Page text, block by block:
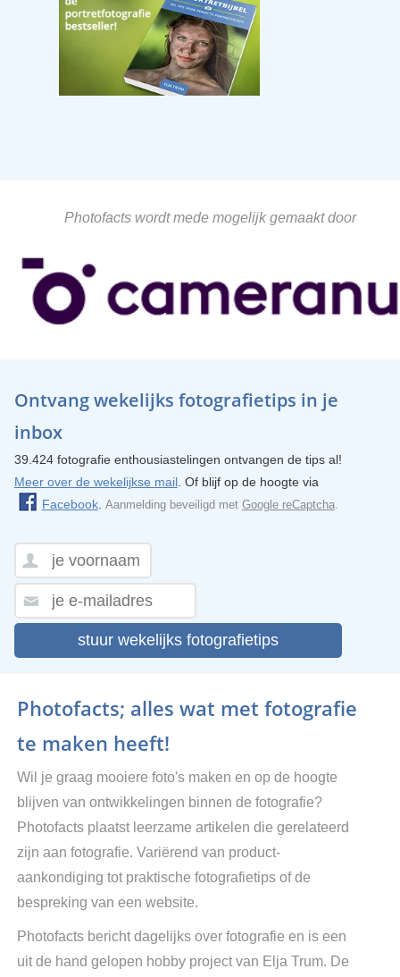
Photofacts wordt mede mogelijk gemaakt door
Ontvang wekelijks fotografietips in je
inbox
39.424 fotografie enthousiastelingen ontvangen de tips al!
Meer over de wekelijkse mail. Of blijf op de hoogte via
Facebook. Aanmelding beveiligd met Google reCaptcha.
stuur wekelijks fotografietips
Photofacts; alles wat met fotografie
te maken heeft!
Wil je graag mooiere foto's maken en op de hoogte
blijven van ontwikkelingen binnen de fotografie?
Photofacts plaatst leerzame artikelen die gerelateerd
zijn aan fotografie. Variërend van product-
aankondiging tot praktische fotografietips of de
bespreking van een website.
Photofacts bericht dagelijks over fotografie en is een
uit de hand gelopen hobby project van Elja Trum. De